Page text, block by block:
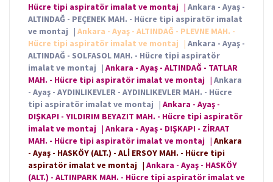
Hücre tipi aspiratör imalat ve montaj | Ankara - Ayaş -
ALTINDAĞ - PEÇENEK MAH. - Hücre tipi aspiratör imalat
ve montaj | Ankara - Ayaş - ALTINDAĞ - PLEVNE MAH. -
Hücre tipi aspiratör imalat ve montaj
| Ankara - Ayaş -
ALTINDAĞ - SOLFASOL MAH. - Hücre tipi aspiratör
imalat ve montaj | Ankara - Ayaş - ALTINDAĞ - TATLAR
MAH. - Hücre tipi aspiratör imalat ve montaj | Ankara
- Ayaş - AYDINLIKEVLER - AYDINLIKEVLER MAH. - Hücre
tipi aspiratör imalat ve montaj | Ankara - Ayaş -
DIŞKAPI - YILDIRIM BEYAZIT MAH. - Hücre tipi aspiratör
imalat ve montaj | Ankara - Ayaş - DIŞKAPI - ZİRAAT
MAH. - Hücre tipi aspiratör imalat ve montaj | Ankara
- Ayaş - HASKÖY (ALT.) - ALİ ERSOY MAH. - Hücre tipi
aspiratör imalat ve montaj | Ankara - Ayaş - HASKÖY
(ALT.) - ALTINPARK MAH. - Hücre tipi aspiratör imalat ve